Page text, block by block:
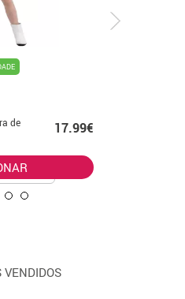
de
17.99€
VENDIDOS